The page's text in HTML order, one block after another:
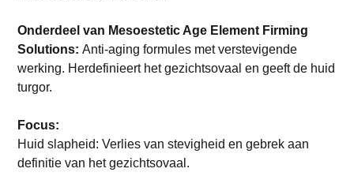
Onderdeel van Mesoestetic Age Element Firming
Solutions:Anti-aging formules met verstevigende
werking. Herdefinieert het gezichtsovaal en geeft de huid
turgor.
Focus:
Huid slapheid: Verlies van stevigheid en gebrek aan
definitie van het gezichtsovaal.